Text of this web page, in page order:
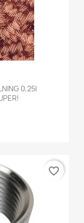
0,25l
favorite_border